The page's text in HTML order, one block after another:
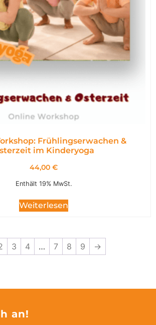
Frühlingserwachen &
im Kinderyoga
44,00 €
Enthält 19% MwSt.
Weiterlesen
3 4 … 7 8 9 →
an!